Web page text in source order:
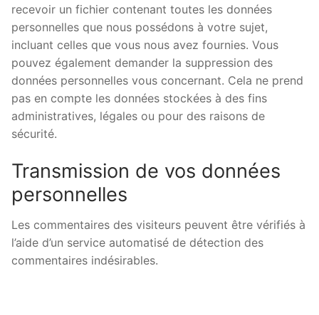
recevoir un fichier contenant toutes les données
personnelles que nous possédons à votre sujet,
incluant celles que vous nous avez fournies. Vous
pouvez également demander la suppression des
données personnelles vous concernant. Cela ne prend
pas en compte les données stockées à des fins
administratives, légales ou pour des raisons de
sécurité.
Transmission de vos données
personnelles
Les commentaires des visiteurs peuvent être vérifiés à
l’aide d’un service automatisé de détection des
commentaires indésirables.